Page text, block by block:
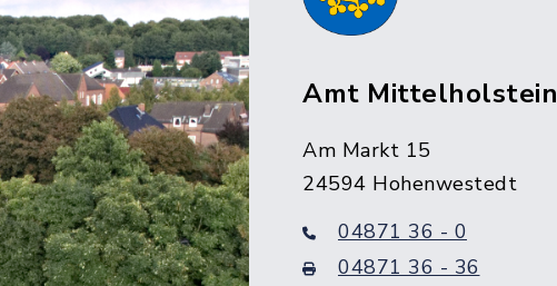
Amt Mittelholstein
Am Markt 15
24594 Hohenwestedt
04871 36 - 0
04871 36 - 36